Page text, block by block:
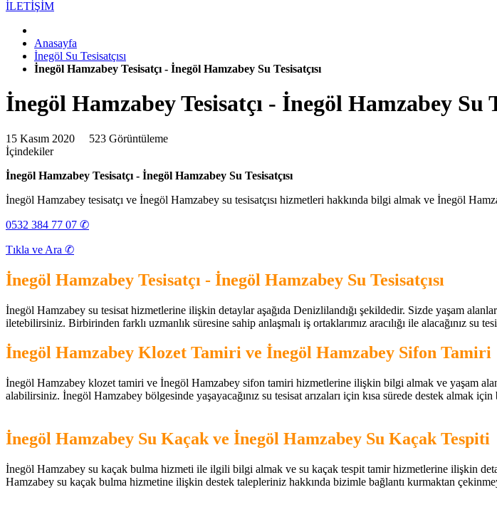
İLETİŞİM
Anasayfa
İnegöl Su Tesisatçısı
İnegöl Hamzabey Tesisatçı - İnegöl Hamzabey Su Tesisatçısı
İnegöl Hamzabey Tesisatçı - İnegöl Hamzabey Su
15 Kasım 2020 523 Görüntüleme
İçindekiler
İnegöl Hamzabey Tesisatçı - İnegöl Hamzabey Su Tesisatçısı
İnegöl Hamzabey tesisatçı ve İnegöl Hamzabey su tesisatçısı hizmetleri hakkında bilgi almak ve İnegöl
0532 384 77 07 ✆
Tıkla ve Ara ✆
İnegöl Hamzabey Tesisatçı - İnegöl Hamzabey Su Tesisatçısı
İnegöl Hamzabey su tesisat hizmetlerine ilişkin detaylar aşağıda Denizlilandığı şekildedir. Sizde yaşam
iletebilirsiniz. Birbirinden farklı uzmanlık süresine sahip anlaşmalı iş ortaklarımız aracılığı ile alacağınız
İnegöl Hamzabey Klozet Tamiri ve İnegöl Hamzabey Sifon Tamiri
İnegöl Hamzabey klozet tamiri ve İnegöl Hamzabey sifon tamiri hizmetlerine ilişkin bilgi almak ve yaşam
alabilirsiniz. İnegöl Hamzabey bölgesinde yaşayacağınız su tesisat arızaları için kısa sürede destek almak
İnegöl Hamzabey Su Kaçak ve İnegöl Hamzabey Su Kaçak Tespiti
İnegöl Hamzabey su kaçak bulma hizmeti ile ilgili bilgi almak ve su kaçak tespit tamir hizmetlerine ilişkin
Hamzabey su kaçak bulma hizmetine ilişkin destek talepleriniz hakkında bizimle bağlantı kurmaktan